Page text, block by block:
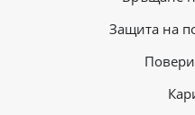
Защита на